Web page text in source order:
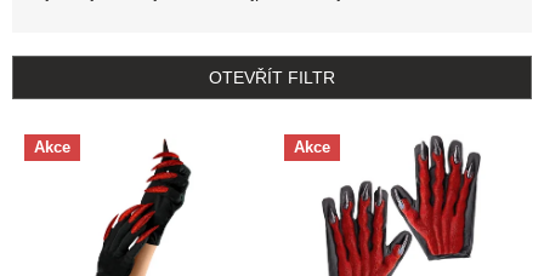
OTEVŘÍT FILTR
Výpis produktů
Akce Akce